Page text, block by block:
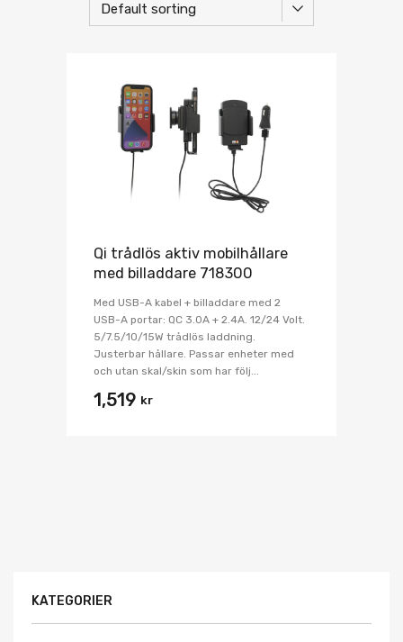
Qi trådlös aktiv mobilhållare
med billaddare 718300
Med USB-A kabel + billaddare med 2
USB-A portar: QC 3.0A + 2.4A. 12/24 Volt.
5/7.5/10/15W trådlös laddning.
Justerbar hållare. Passar enheter med
och utan skal/skin som har följ...
1,519 kr
KATEGORIER